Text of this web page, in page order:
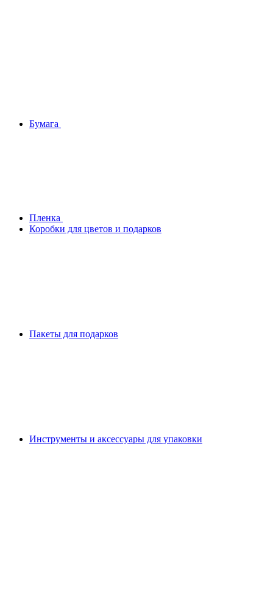
Бумага
Плeнка
Коробки для цветов и подарков
Пакеты для подарков
Инструменты и аксессуары для упаковки